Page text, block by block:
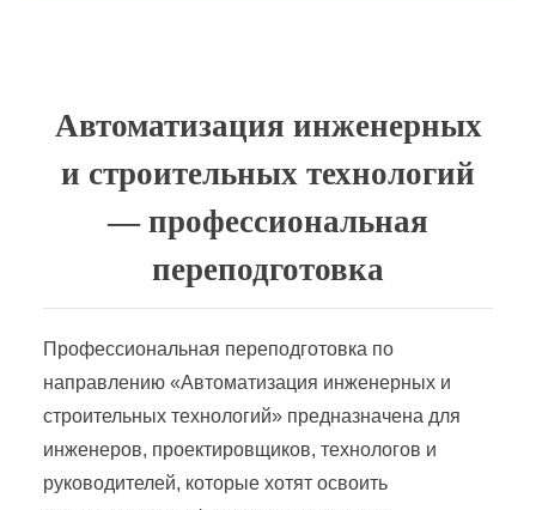
Автоматизация инженерных
и строительных технологий
— профессиональная
переподготовка
Профессиональная переподготовка по
направлению «Автоматизация инженерных и
строительных технологий» предназначена для
инженеров, проектировщиков, технологов и
руководителей, которые хотят освоить